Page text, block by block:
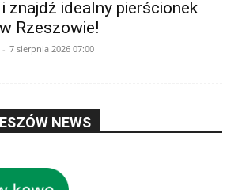
znajdź idealny pierścionek
Rzeszowie!
- 7 sierpnia 2026 07:00
NEWS